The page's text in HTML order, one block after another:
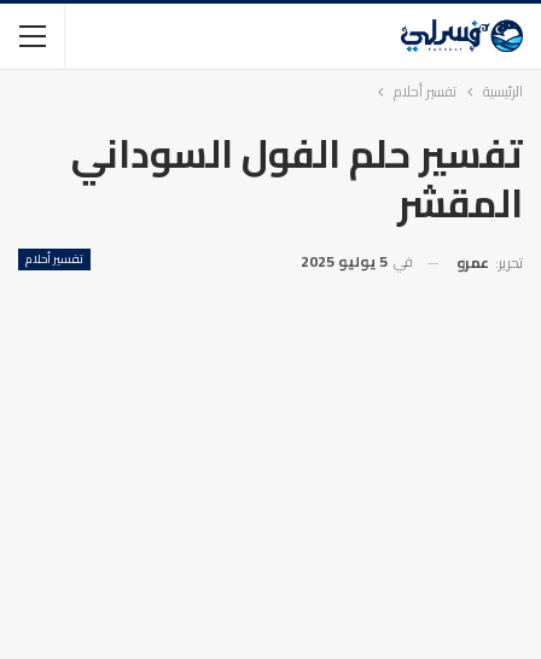
الرئيسية تفسير أحلام
تفسير حلم الفول السوداني
المقشر
تفسير أحلام تحرير: عمرو في 5 يوليو 2025